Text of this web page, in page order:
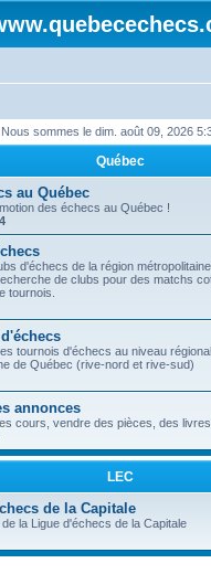
Nous sommes le dim. août 09, 2026
Québec
au Québec
des échecs au Québec !
d'échecs de la région
de clubs pour des matchs
tournois.
tournois d'échecs au niveau
de Québec (rive-nord et rive-sud)
annonces
cours, vendre des pièces, des
LEC
de la Capitale
la Ligue d'échecs de la Capitale